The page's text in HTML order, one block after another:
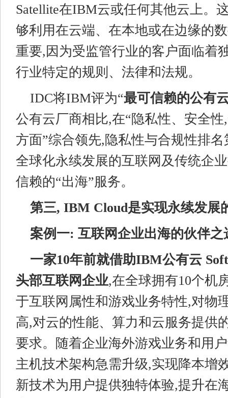
Satellite在IBM云或任何其他云上。
够利用在云端、在本地或在边缘的
重要,因为受监管行业的客户面临着
行业特定的规则、法律和法规。
IDC将IBM评为“最可信赖的公有
公有云厂商相比,在“隐私性、安全性
方面”综合领先,隐私性与合规性排
全球化永续发展的互联网及传统企
信赖的“出海”服务。
第三, IBM Cloud是实现永续发展
案例一: 互联网企业出海的伙伴之
一家10年前就借助IBM公有云
头部互联网企业,在全球拥有10个机
于互联网属性和游戏业务特性,对物
高,对云的性能、算力和云服务提供
要求。随着企业海外游戏业务和用
主机技术架构急需升级,实现降本增
新技术为用户提供独特体验,提升在